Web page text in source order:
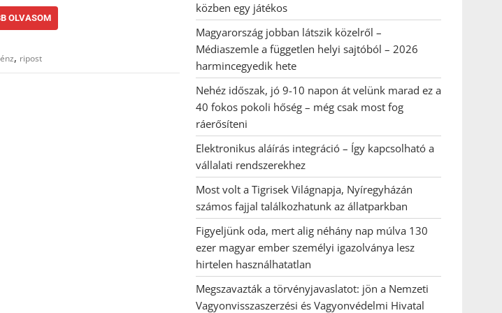
OLVASOM
, ripost
közben egy játékos
Magyarország jobban látszik közelről –
Médiaszemle a független helyi sajtóból – 2026
harmincegyedik hete
Nehéz időszak, jó 9-10 napon át velünk marad ez a
40 fokos pokoli hőség – még csak most fog
ráerősíteni
Elektronikus aláírás integráció – Így kapcsolható a
vállalati rendszerekhez
Most volt a Tigrisek Világnapja, Nyíregyházán
számos fajjal találkozhatunk az állatparkban
Figyeljünk oda, mert alig néhány nap múlva 130
ezer magyar ember személyi igazolványa lesz
hirtelen használhatatlan
Megszavazták a törvényjavaslatot: jön a Nemzeti
Vagyonvisszaszerzési és Vagyonvédelmi Hivatal